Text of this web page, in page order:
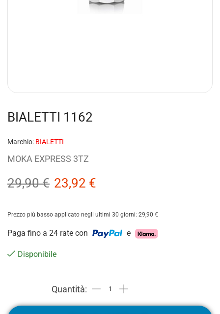
BIALETTI 1162
Marchio: BIALETTI
MOKA EXPRESS 3TZ
29,90€ 23,92 €
Prezzo più basso applicato negli ultimi 30 giorni: 29,90 €
Paga fino a 24 rate con e
Disponibile